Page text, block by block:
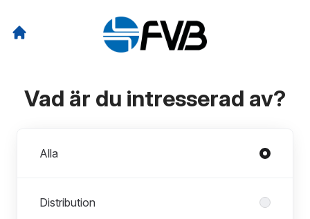
Vad är du intresserad av?
Alla
Distribution